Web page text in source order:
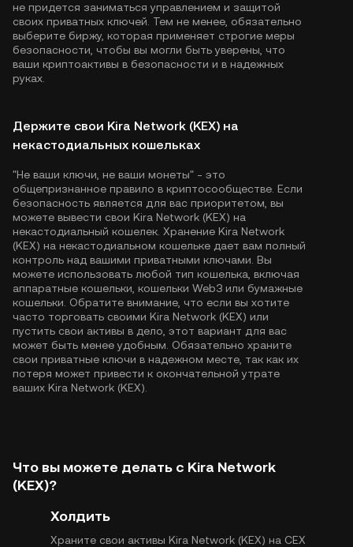
не придется заниматься управлением и защитой
своих приватных ключей. Тем не менее, обязательно
выберите биржу, которая применяет строгие меры
безопасности, чтобы вы могли быть уверены, что
ваши криптоактивы в безопасности и в надежных
руках.
Держите свои Kira Network (KEX) на
некастодиальных кошельках
"Не ваши ключи, не ваши монеты" - это
общепризнанное правило в криптосообществе. Если
безопасность является для вас приоритетом, вы
можете вывести свои Kira Network (KEX) на
некастодиальный кошелек. Хранение Kira Network
(KEX) на некастодиальном кошельке дает вам полный
контроль над вашими приватными ключами. Вы
можете использовать любой тип кошелька, включая
аппаратные кошельки, кошельки Web3 или бумажные
кошельки. Обратите внимание, что если вы хотите
часто торговать своими Kira Network (KEX) или
пустить свои активы в дело, этот вариант для вас
может быть менее удобным. Обязательно храните
свои приватные ключи в надежном месте, так как их
потеря может привести к окончательной утрате
ваших Kira Network (KEX).
Что вы можете делать с Kira Network
(KEX)?
Холдить
Храните свои активы Kira Network (KEX) на CEX